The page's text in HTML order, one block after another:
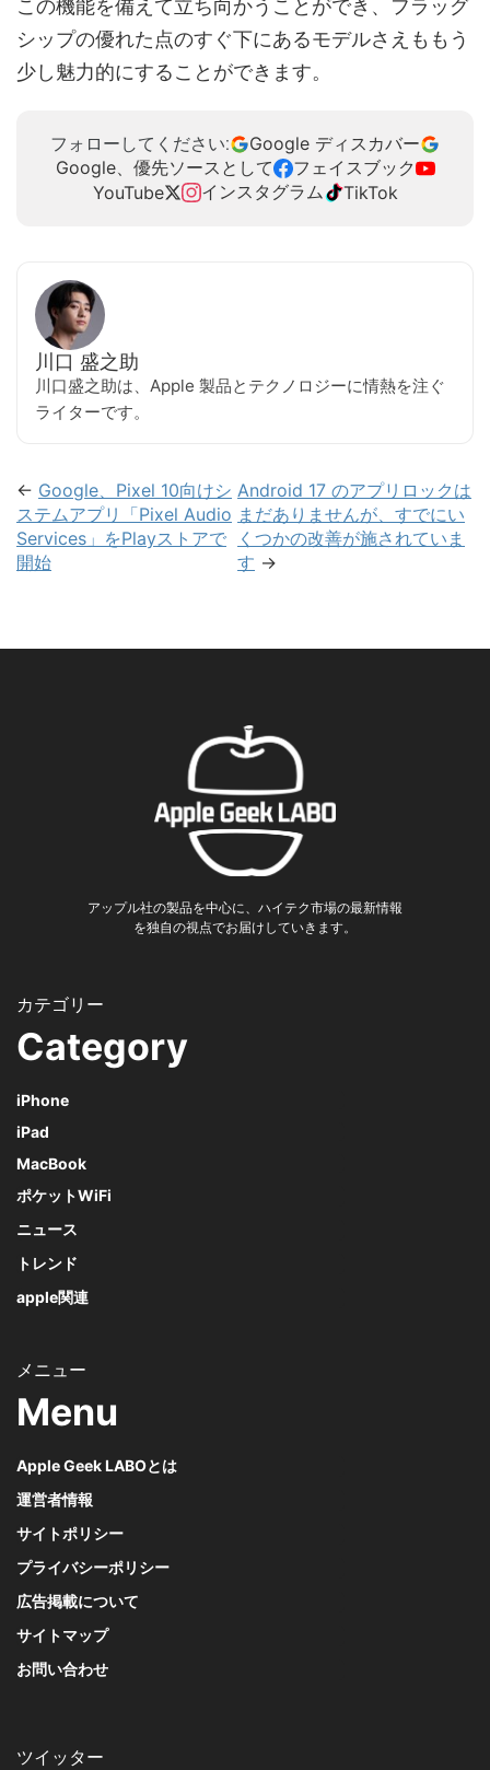
この機能を備えて立ち向かうことができ、フラッグ
シップの優れた点のすぐ下にあるモデルさえももう
少し魅力的にすることができます。
フォローしてください:
Google ディスカバー
Google、優先ソースとして
フェイスブック
YouTube
インスタグラム TikTok
川口 盛之助
川口盛之助は、Apple 製品とテクノロジーに情熱を注ぐ
ライターです。
← Google、Pixel 10向けシ
ステムアプリ「Pixel Audio
Services」をPlayストアで
開始
Android 17 のアプリロックは
まだありませんが、すでにい
くつかの改善が施されていま
す →
アップル社の製品を中心に、ハイテク市場の最新情報
を独自の視点でお届けしていきます。
Category
iPhone
iPad
MacBook
ポケットWiFi
ニュース
トレンド
apple関連
Menu
Apple Geek LABOとは
運営者情報
サイトポリシー
プライバシーポリシー
広告掲載について
サイトマップ
お問い合わせ